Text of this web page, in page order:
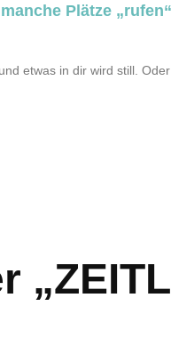
Plätze
etwas in dir wird still.